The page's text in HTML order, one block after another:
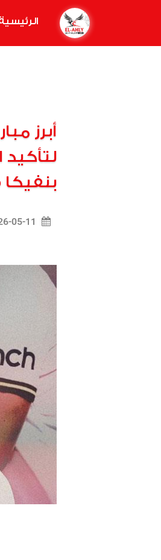
أبرز
لتأكيد
بنفيكا
11 09:57:26